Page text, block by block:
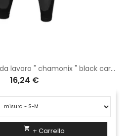
Pantalone termico da lavoro " chamonix " black carbon
16,24 €
 + Carrello